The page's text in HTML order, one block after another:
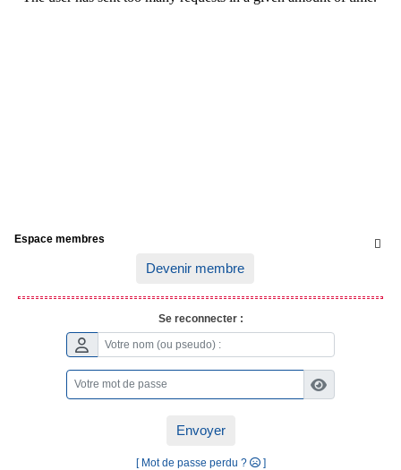

Espace membres
Devenir membre
Se reconnecter :
Envoyer
[ Mot de passe perdu ? ]